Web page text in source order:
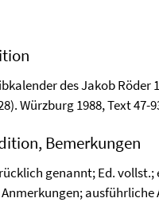
des Jakob Röder
Würzburg 1988, Text 47-
Bemerkungen
genannt; Ed. vollst.;